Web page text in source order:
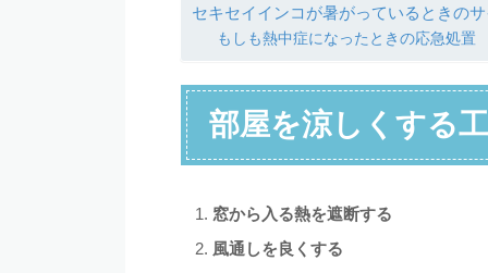
セキセイインコが暑がっているときの
もしも熱中症になったときの応急処置
部屋を涼しくする
窓から入る熱を遮断する
風通しを良くする